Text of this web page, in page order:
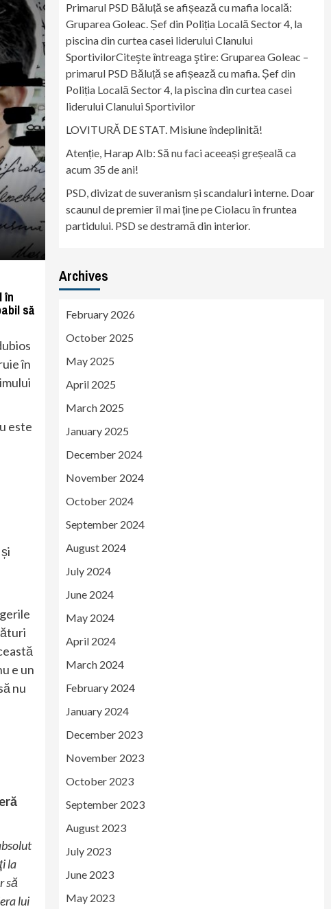
în
să
în
este
e un
nu
la
să
lui
Primarul PSD Băluță se afișează cu mafia locală:
Gruparea Goleac. Șef din Poliția Locală Sector 4, la
piscina din curtea casei liderului Clanului
SportivilorCiteşte întreaga ştire: Gruparea Goleac –
primarul PSD Băluță se afișează cu mafia. Șef din
Poliția Locală Sector 4, la piscina din curtea casei
liderului Clanului Sportivilor
LOVITURĂ DE STAT. Misiune îndeplinită!
Atenție, Harap Alb: Să nu faci aceeași greșeală ca
acum 35 de ani!
PSD, divizat de suveranism și scandaluri interne. Doar
scaunul de premier îl mai ține pe Ciolacu în fruntea
partidului. PSD se destramă din interior.
Archives
February 2026
October 2025
May 2025
April 2025
March 2025
January 2025
December 2024
November 2024
October 2024
September 2024
August 2024
July 2024
June 2024
May 2024
April 2024
March 2024
February 2024
January 2024
December 2023
November 2023
October 2023
September 2023
August 2023
July 2023
June 2023
May 2023